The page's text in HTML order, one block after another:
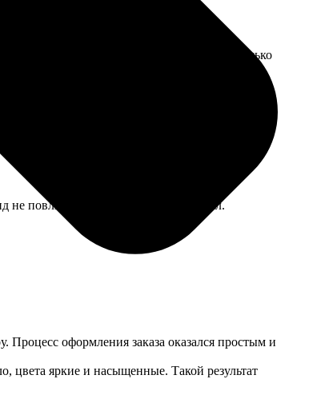
вежливо все проверил. Не люблю, когда только
повлияло, поэтому спорить не стал.
Процесс оформления заказа оказался простым и
цвета яркие и насыщенные. Такой результат